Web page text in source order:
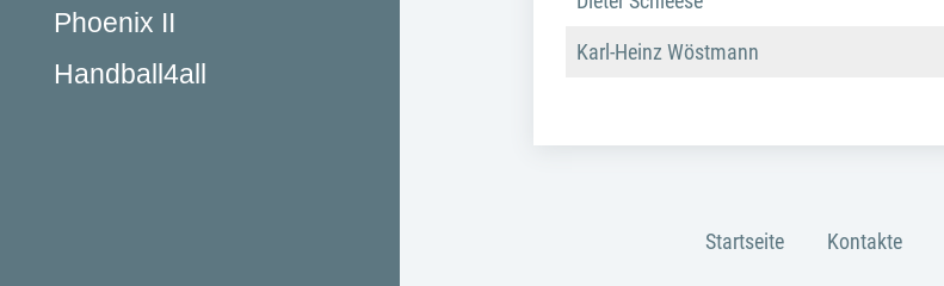
Phoenix II
Handball4all
Karl-Heinz Wöstmann
Startseite Kontakte